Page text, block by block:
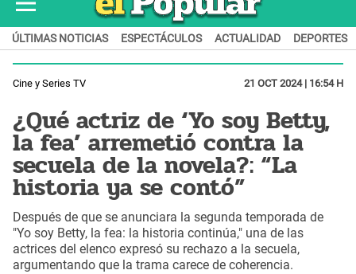
ÚLTIMAS NOTICIAS ESPECTÁCULOS ACTUALIDAD DEPORTES
Cine y Series TV 21 OCT 2024 | 16:54 H
¿Qué actriz de ‘Yo soy Betty,
la fea’ arremetió contra la
secuela de la novela?: “La
historia ya se contó”
Después de que se anunciara la segunda temporada de
"Yo soy Betty, la fea: la historia continúa," una de las
actrices del elenco expresó su rechazo a la secuela,
argumentando que la trama carece de coherencia.